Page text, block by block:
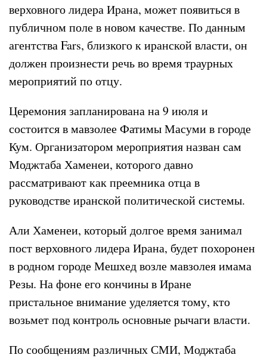
верховного лидера Ирана, может появиться в
публичном поле в новом качестве. По данным
агентства Fars, близкого к иранской власти, он
должен произнести речь во время траурных
мероприятий по отцу.
Церемония запланирована на 9 июля и
состоится в мавзолее Фатимы Масуми в городе
Кум. Организатором мероприятия назван сам
Моджтаба Хаменеи, которого давно
рассматривают как преемника отца в
руководстве иранской политической системы.
Али Хаменеи, который долгое время занимал
пост верховного лидера Ирана, будет похоронен
в родном городе Мешхед возле мавзолея имама
Резы. На фоне его кончины в Иране
пристальное внимание уделяется тому, кто
возьмет под контроль основные рычаги власти.
По сообщениям различных СМИ, Моджтаба